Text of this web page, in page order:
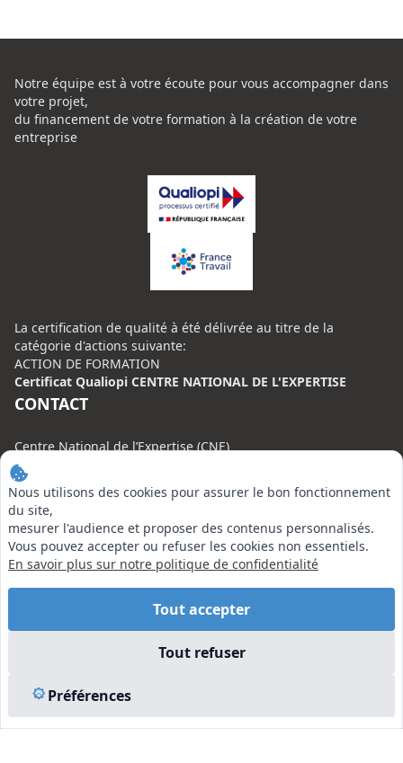
Nous utilisons des cookies pour assurer le bon fonctionnement
du site,
mesurer l'audience et proposer des contenus personnalisés.
Vous pouvez accepter ou refuser les cookies non essentiels.
En savoir plus sur notre politique de confidentialité
Tout accepter
Tout refuser
Préférences
Notre équipe est à votre écoute pour vous accompagner dans
votre projet,
du financement de votre formation à la création de votre
entreprise
La certification de qualité à été délivrée au titre de la
catégorie d'actions suivante:
ACTION DE FORMATION
Certificat Qualiopi CENTRE NATIONAL DE L'EXPERTISE
CONTACT
Centre National de l’Expertise (CNE)
20 rue Henri Regnault, 75008 Paris
N°VERT : 0800 00 80 89
EN SAVOIR PLUS
Liens utiles
Mentions légales